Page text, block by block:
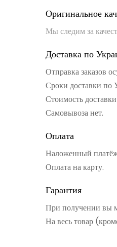
Оригинальное
Мы следим за
Доставка по
Отправка заказов
Сроки доставки по
Стоимость
Самовывоза нет.
Оплата
Наложенный
Оплата на карту.
Гарантия
При получении вы
На весь товар